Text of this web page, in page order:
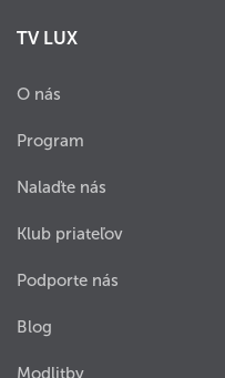
TV LUX
O nás
Program
Nalaďte nás
Klub priateľov
Podporte nás
Blog
Modlitby